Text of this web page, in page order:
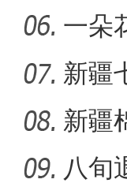
一朵
新疆
世纪
新疆
八旬